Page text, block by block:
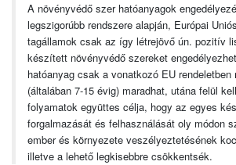
A növényvédő szer hatóanyagok
legszigorúbb rendszere alapján, Európai
tagállamok csak az így létrejövő ún. pozitív
készített növényvédő szereket
hatóanyag csak a vonatkozó EU rendeletben
(általában 7-15 évig) maradhat, utána felül
folyamatok együttes célja, hogy az egyes
forgalmazását és felhasználását oly módon
ember és környezete veszélyeztetésének
illetve a lehető legkisebbre csökkentsék.